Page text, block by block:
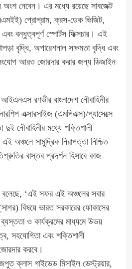
অংশ নেবেন। এর মধ্যে রয়েছে সাবজেক্ট
প্রোগ্রাম, ক্রস-ডেক ভিজিট,
বন্ধুত্বপূর্ণ স্পোর্টস ফিক্সচার। এই
বৃদ্ধি, অপারেশনাল সক্ষমতা বৃদ্ধি এবং
আরও জোরদার করার জন্য ডিজাইন
আইএনএস রণভীর বাংলাদেশ নৌবাহিনীর
এক্সারসাইজ (এমপিএক্স)/প্যাসেক্সে
নৌবাহিনীর মধ্যে শক্তিশালী
অঞ্চলে সামুদ্রিক নিরাপত্তা নিশ্চিত
বাস্তব প্রদর্শন হিসাবে কাজ
বলেছে, ‘এই সফর এই অঞ্চলের সবার
বিষয়ে ভারত সরকারের ফোকাসের
ব্যস্ততা ও কার্যক্রমের মাধ্যমে উভয়
সহযোগিতা এবং শক্তিশালী
করবে।
ক্লাস গাইডেড মিসাইল ডেস্ট্রয়ার,